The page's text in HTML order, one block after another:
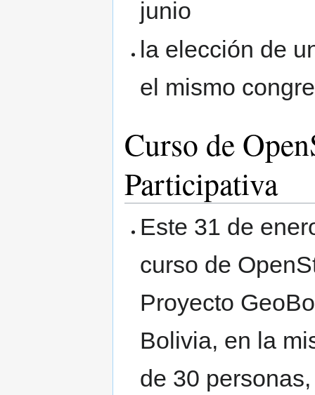
junio
la elección de
el mismo
Curso de
Participativa
Este 31 de
curso de
Proyecto
Bolivia, en la
de 30